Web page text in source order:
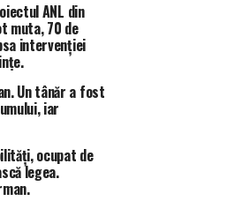
ANL din
muta, 70 de
intervenției
Un tânăr a fost
iar
ocupat de
legea.